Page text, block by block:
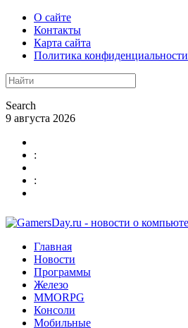
О сайте
Контакты
Карта сайта
Политика конфиденциальности
Search
9 августа 2026
:
:
Главная
Новости
Программы
Железо
MMORPG
Консоли
Мобильные